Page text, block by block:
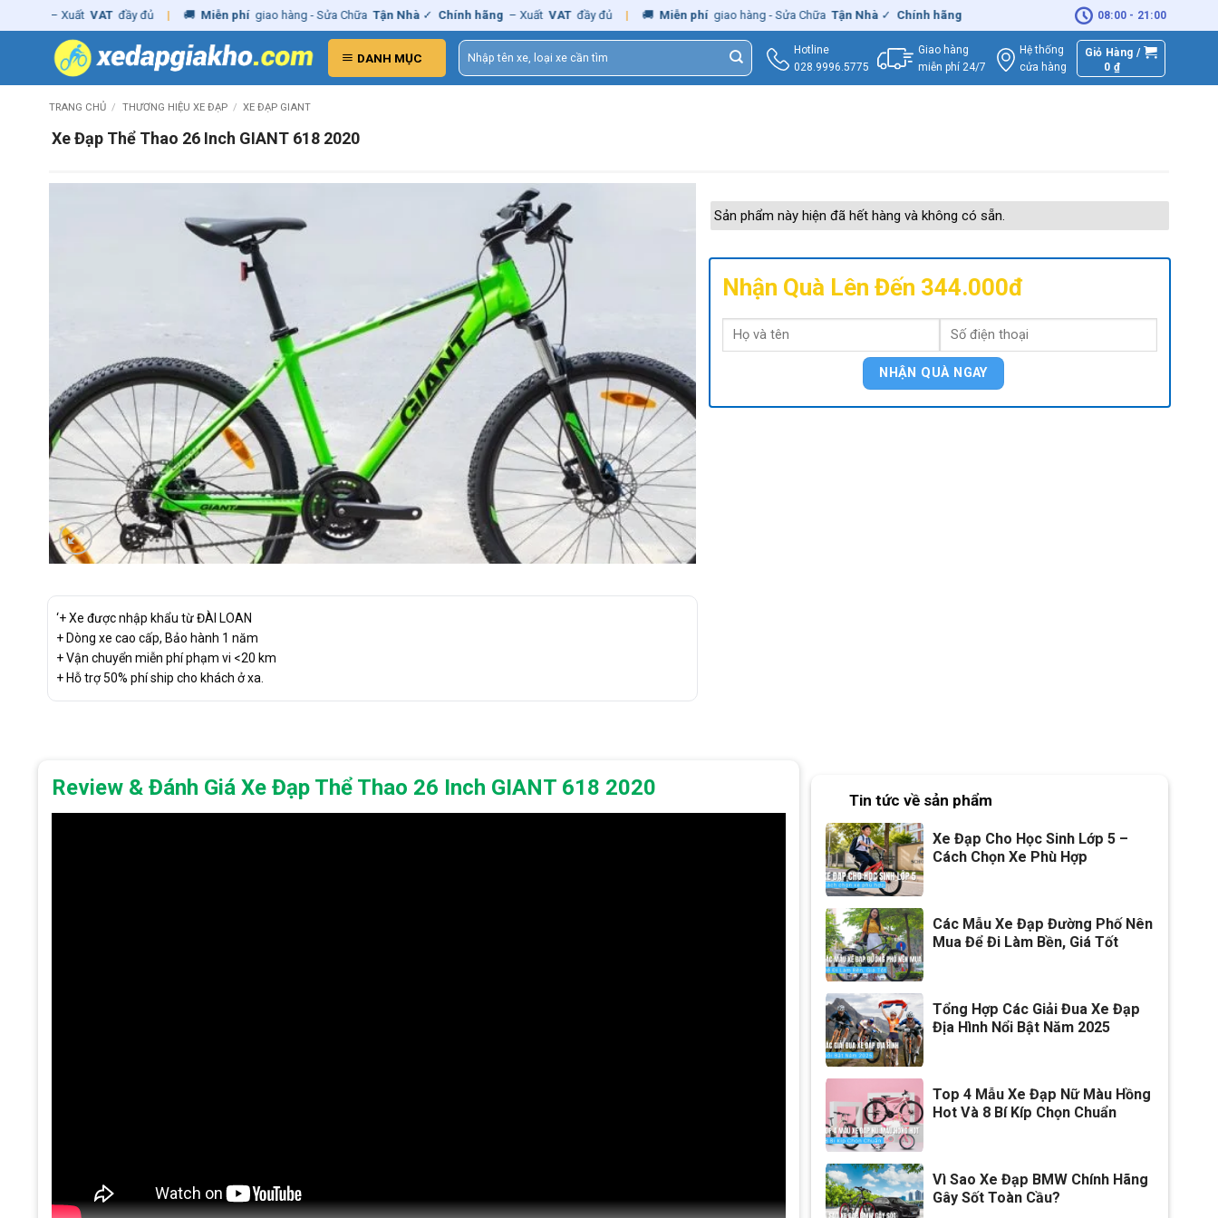
to
– Xuất VAT đầy đủ | 🚚 Miễn phí giao hàng - Sửa Chữa Tận Nhà ✓ Chính hãng – Xuất VAT đầy đủ | 🚚 Miễn phí giao hàng - Sửa Chữa Tận Nhà ✓ Chính hãng – Xuất 🚚 Miễn phí giao hàng -
08:00 - 21:00
DANH MỤC
Tìm
kiếm:
Hotline
028.9996.5775
Giao hàng
miễn phí 24/7
Hệ thống
cửa hàng
Giỏ Hàng /
0₫
TRANG CHỦ / THƯƠNG HIỆU XE ĐẠP / XE ĐẠP GIANT
Xe Đạp Thể Thao 26 Inch GIANT 618 2020
‘+ Xe được nhập khẩu từ ĐÀI LOAN
+ Dòng xe cao cấp, Bảo hành 1 năm
+ Vận chuyển miễn phí phạm vi <20 km
+ Hỗ trợ 50% phí ship cho khách ở xa.
Sản phẩm này hiện đã hết hàng và không có sẵn.
Nhận Quà Lên Đến 344.000đ
Review & Đánh Giá Xe Đạp Thể Thao 26 Inch GIANT 618 2020 Tin tức về sản phẩm
Xe Đạp Cho Học Sinh Lớp 5 –
Cách Chọn Xe Phù Hợp
Các Mẫu Xe Đạp Đường Phố Nên
Mua Để Đi Làm Bền, Giá Tốt
Tổng Hợp Các Giải Đua Xe Đạp
Địa Hình Nổi Bật Năm 2025
Top 4 Mẫu Xe Đạp Nữ Màu Hồng
Hot Và 8 Bí Kíp Chọn Chuẩn
Vì Sao Xe Đạp BMW Chính Hãng
Gây Sốt Toàn Cầu?